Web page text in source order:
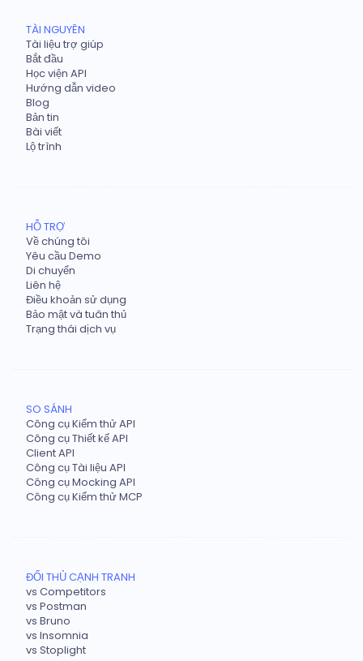
TÀI NGUYÊN
Tài liệu trợ giúp
Bắt đầu
Học viện API
Hướng dẫn video
Blog
Bản tin
Bài viết
Lộ trình
HỖ TRỢ
Về chúng tôi
Yêu cầu Demo
Di chuyển
Liên hệ
Điều khoản sử dụng
Bảo mật và tuân thủ
Trạng thái dịch vụ
SO SÁNH
Công cụ Kiểm thử API
Công cụ Thiết kế API
Client API
Công cụ Tài liệu API
Công cụ Mocking API
Công cụ Kiểm thử MCP
ĐỐI THỦ CẠNH TRANH
vs Competitors
vs Postman
vs Bruno
vs Insomnia
vs Stoplight